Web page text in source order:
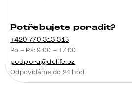
Potřebujete poradit?
+420 770 313 313
Po – Pá: 9:00 – 17:00
podpora@delife.cz
Odpovídáme do 24 hod.